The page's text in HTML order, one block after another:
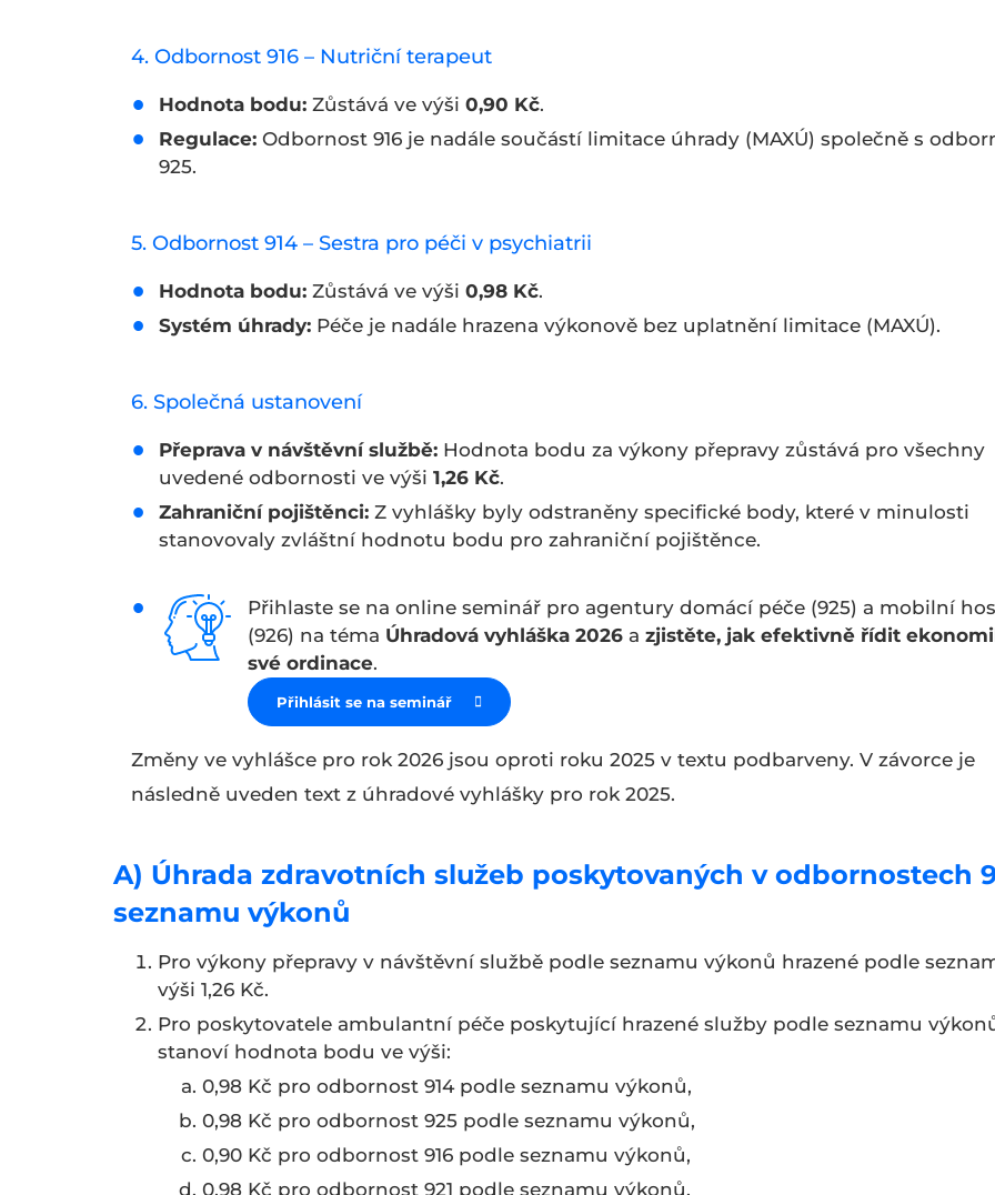
4. Odbornost 916 – Nutriční terapeut
Hodnota bodu: Zůstává ve výši 0,90 Kč.
Regulace: Odbornost 916 je nadále součástí limitace úhrady (MAXÚ) společně s
925.
5. Odbornost 914 – Sestra pro péči v psychiatrii
Hodnota bodu: Zůstává ve výši 0,98 Kč.
Systém úhrady: Péče je nadále hrazena výkonově bez uplatnění limitace (MAXÚ).
6. Společná ustanovení
Přeprava v návštěvní službě: Hodnota bodu za výkony přepravy zůstává pro všechny
uvedené odbornosti ve výši 1,26 Kč.
Zahraniční pojištěnci: Z vyhlášky byly odstraněny specifické body, které v minulosti
stanovovaly zvláštní hodnotu bodu pro zahraniční pojištěnce.
Přihlaste se na online seminář pro agentury domácí péče (925) a mobilní
(926) na téma Úhradová vyhláška 2026 a zjistěte, jak efektivně řídit
své ordinace.
Přihlásit se na seminář
Změny ve vyhlášce pro rok 2026 jsou oproti roku 2025 v textu podbarveny. V závorce je
následně uveden text z úhradové vyhlášky pro rok 2025.
A) Úhrada zdravotních služeb poskytovaných v odbornostech
seznamu výkonů
Pro výkony přepravy v návštěvní službě podle seznamu výkonů hrazené podle
výši 1,26 Kč.
Pro poskytovatele ambulantní péče poskytující hrazené služby podle seznamu
stanoví hodnota bodu ve výši:
0,98 Kč pro odbornost 914 podle seznamu výkonů,
0,98 Kč pro odbornost 925 podle seznamu výkonů,
0,90 Kč pro odbornost 916 podle seznamu výkonů,
0,98 Kč pro odbornost 921 podle seznamu výkonů.